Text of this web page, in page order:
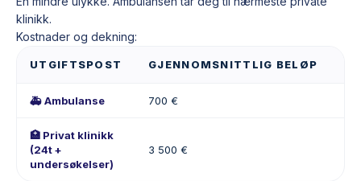
klinikk.
Kostnader og dekning:
UTGIFTSPOST GJENNOMSNITTLIG BELØP
🚑 Ambulanse 700 €
🏥 Privat klinikk
(24t +
undersøkelser)
3 500 €